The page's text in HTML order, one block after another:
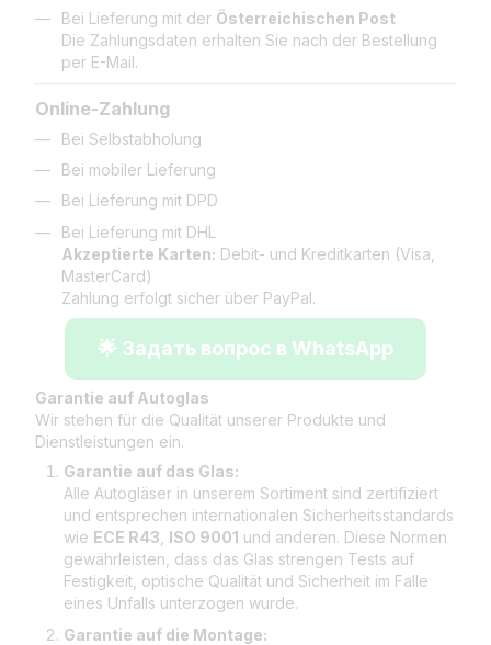
Bei Lieferung mit der Österreichischen Post
Die Zahlungsdaten erhalten Sie nach der Bestellung
per E-Mail.
Online-Zahlung
Bei Selbstabholung
Bei mobiler Lieferung
Bei Lieferung mit DPD
Bei Lieferung mit DHL
Akzeptierte Karten: Debit- und Kreditkarten (Visa,
MasterCard)
Zahlung erfolgt sicher über PayPal.
🌟 Задать вопрос в WhatsApp
Garantie auf Autoglas
Wir stehen für die Qualität unserer Produkte und
Dienstleistungen ein.
Garantie auf das Glas:
Alle Autogläser in unserem Sortiment sind zertifiziert
und entsprechen internationalen Sicherheitsstandards
wie ECE R43 ISO 9001 und anderen. Diese Normen
gewährleisten, dass das Glas strengen Tests auf
Festigkeit, optische Qualität und Sicherheit im Falle
eines Unfalls unterzogen wurde.
Garantie auf die Montage: